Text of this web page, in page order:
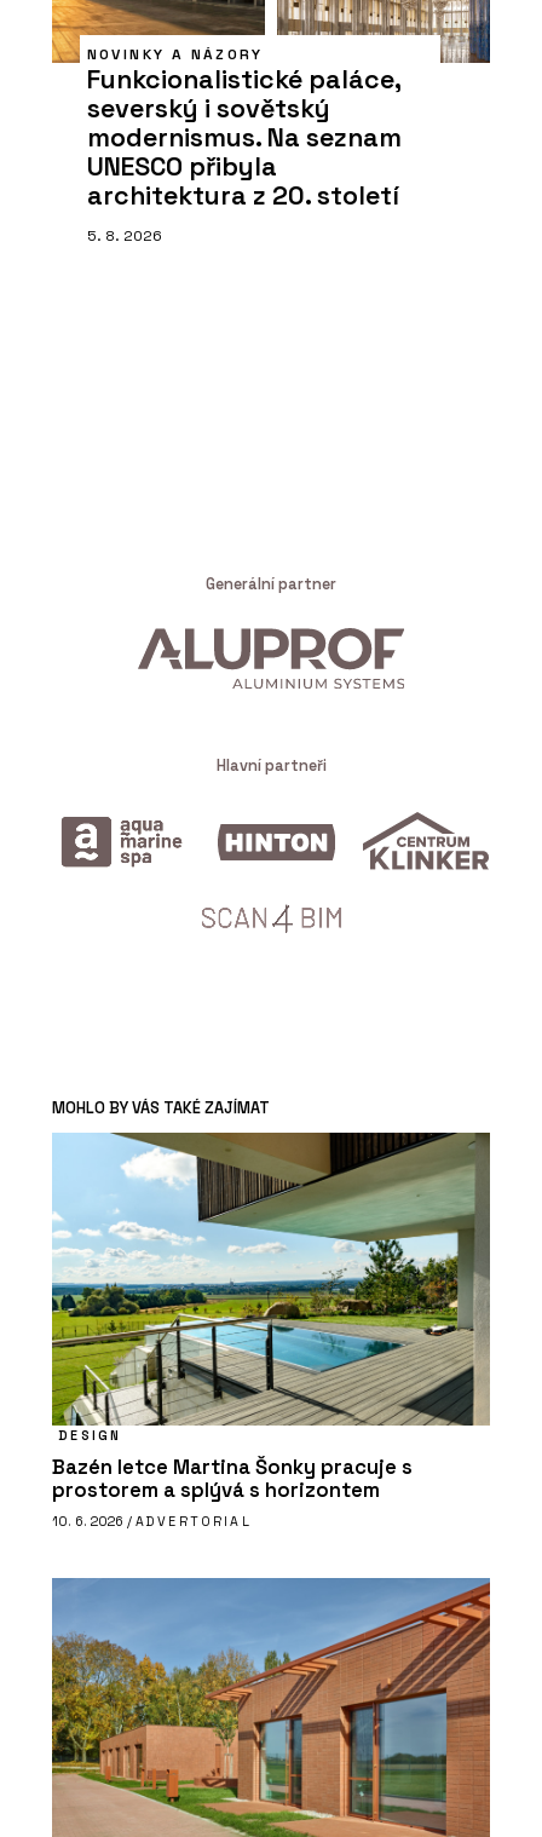
NOVINKY A NÁZORY
Funkcionalistické paláce,
severský i sovětský
modernismus. Na seznam
UNESCO přibyla
architektura z 20. století
5. 8. 2026
Generální partner
Hlavní partneři
MOHLO BY VÁS TAKÉ ZAJÍMAT
DESIGN
Bazén letce Martina Šonky pracuje s
prostorem a splývá s horizontem
10. 6. 2026 / ADVERTORIAL